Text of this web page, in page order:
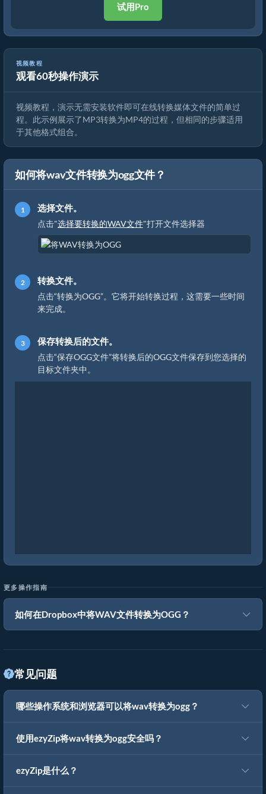
试用Pro
视频教程
观看60秒操作演示
如何转换媒体文件
视频教程，演示无需安装软件即可在线转换媒体文件的简单过
程。此示例展示了MP3转换为MP4的过程，但相同的步骤适用
于其他格式组合。
如何将wav文件转换为ogg文件？
选择文件。
点击"选择要转换的WAV文件"打开文件选择器
转换文件。
点击“转换为OGG”。它将开始转换过程，这需要一些时间
来完成。
保存转换后的文件。
点击“保存OGG文件”将转换后的OGG文件保存到您选择的
目标文件夹中。
更多操作指南
如何在Dropbox中将WAV文件转换为OGG？
常见问题
哪些操作系统和浏览器可以将wav转换为ogg？
使用ezyZip将wav转换为ogg安全吗？
ezyZip是什么？